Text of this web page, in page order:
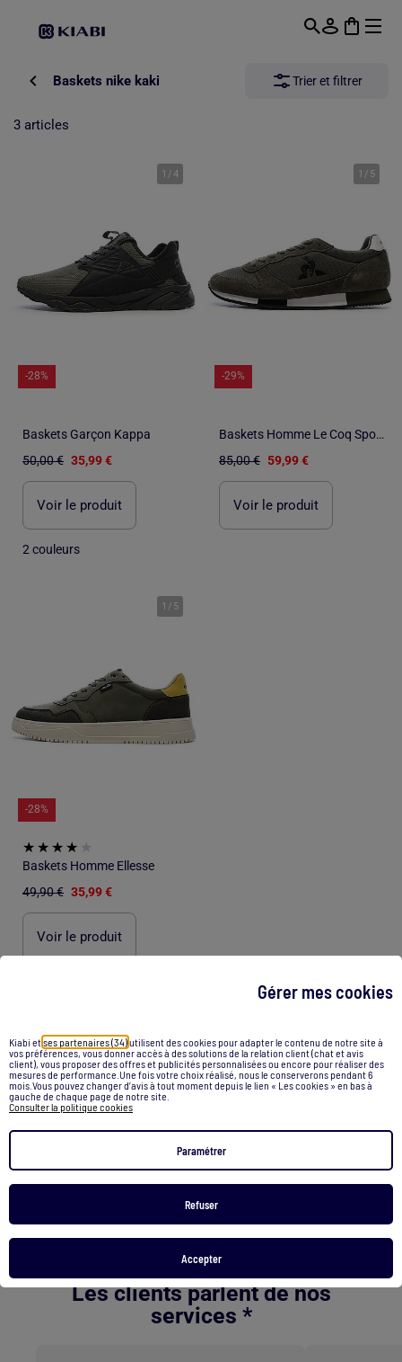
Gérer mes cookies
Kiabi et ses partenaires (34)utilisent des cookies pour adapter le contenu de notre site à
vos préférences, vous donner accès à des solutions de la relation client (chat et avis
client), vous proposer des offres et publicités personnalisées ou encore pour réaliser des
mesures de performance.Une fois votre choix réalisé, nous le conserverons pendant 6
mois.Vous pouvez changer d’avis à tout moment depuis le lien « Les cookies » en bas à
gauche de chaque page de notre site.
Consulter la politique cookies
Paramétrer
Refuser
Accepter
Baskets nike kaki Trier et filtrer
3 articles
1 /4
-28%
Baskets Garçon Kappa
50,00 € 35,99 €
Voir le produit
2 couleurs
1 / 5
-29%
Baskets Homme Le Coq Sportif
85,00 € 59,99 €
Voir le produit
1 / 5
-28%
Baskets Homme Ellesse
49,90 € 35,99 €
Voir le produit
Recommandations
Short nike s Basket garcon
Basket on femme
Sweat de noel femme
Basket scratch garçon
Gants tommy hilfiger noir
Retour au contenu principal
Les clients parlent de nos
services *